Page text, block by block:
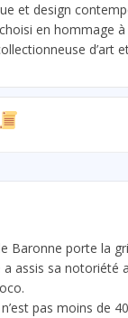
et design
en hommage à
d’art
Baronne porte la
a assis sa notoriété
pas moins de